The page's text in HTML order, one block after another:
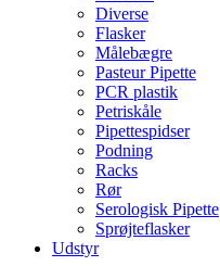
Diverse
Flasker
Målebægre
Pasteur Pipette
PCR plastik
Petriskåle
Pipettespidser
Podning
Racks
Rør
Serologisk Pipette
Sprøjteflasker
Udstyr